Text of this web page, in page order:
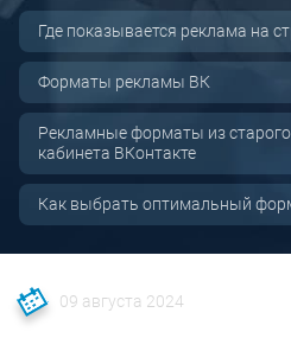
Где показывается реклама на
Форматы рекламы ВК
Рекламные форматы из
кабинета ВКонтакте
Как выбрать оптимальный
09 августа 2024